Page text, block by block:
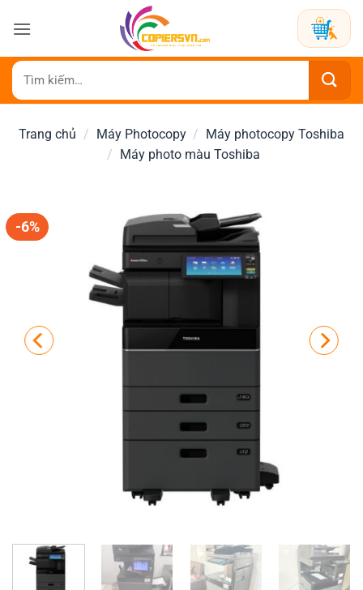
qua
dung
Tìm
kiếm:
Trang chủ / Máy Photocopy / Máy photocopy Toshiba
/ Máy photo màu Toshiba
-6%